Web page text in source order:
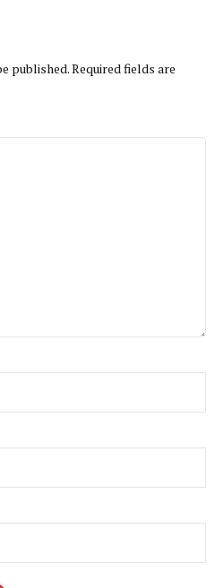
published. Required fields are